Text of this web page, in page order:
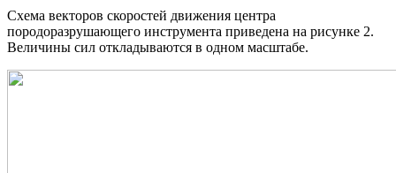
Схема векторов скоростей движения центра
породоразрушающего инструмента приведена на рисунке 2.
Величины сил откладываются в одном масштабе.